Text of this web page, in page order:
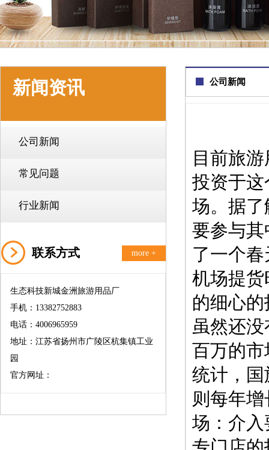
新闻资讯
公司新闻
常见问题
行业新闻
联系方式 more +
生态科技新城金洲旅游用品厂
手机：13382752883
电话：4006965959
地址：江苏省扬州市广陵区杭集镇工业
园
官方网址：
公司新闻
目前旅
投资于
场。据
要参与
了一个
机场提
的细心
虽然还
百万的
统计，
则每年
场：介